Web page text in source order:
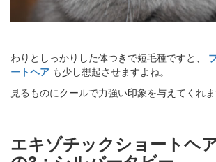
わりとしっかりした体つきで短毛種ですと、
ートヘア も少し想起させますよね。
見るものにクールで力強い印象を与えてくれま
エキゾチックショートヘ